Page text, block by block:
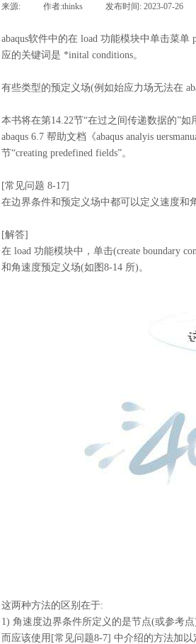
来源: 作者:thinks 发布时间: 2023-07-26
abaqus软件中的在 load 功能模块中单击菜单
应的关键词是 *inital conditions。
有些类型的预定义场(例如始应力场无法在
本书将在第14.22节“在过之间传递数据的”
abaqus 6.7 帮助文档《abaqus analyis
节“creating predefined fields”。
[常见问题 8-17]
在边界条件和预定义场中都可以定义速度和
[解答]
在 load 功能模块中，单击(create boundary
和角速度预定义场(如图8-14 所)。
这两种方法的区别在于:
1) 角速度边界条件所定义的是节点(或参考
而应该使用[常见问题8-7] 中介绍的方法加以